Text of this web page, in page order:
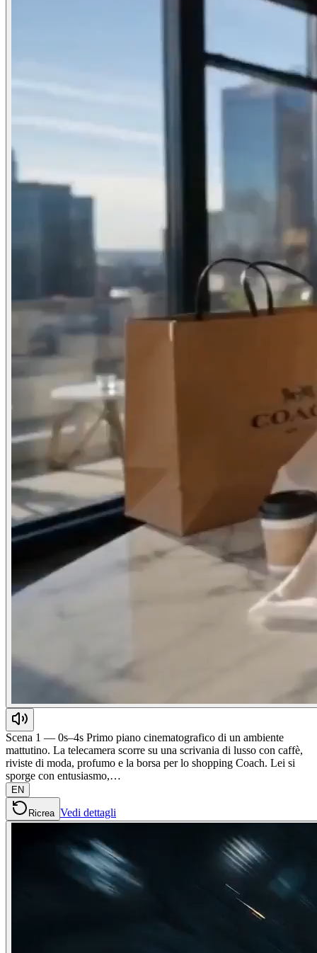
Scena 1 — 0s–4s Primo piano cinematografico di un ambiente
mattutino. La telecamera scorre su una scrivania di lusso con caffè,
riviste di moda, profumo e la borsa per lo shopping Coach. Lei si
sporge con entusiasmo,…
EN
Ricrea Vedi dettagli